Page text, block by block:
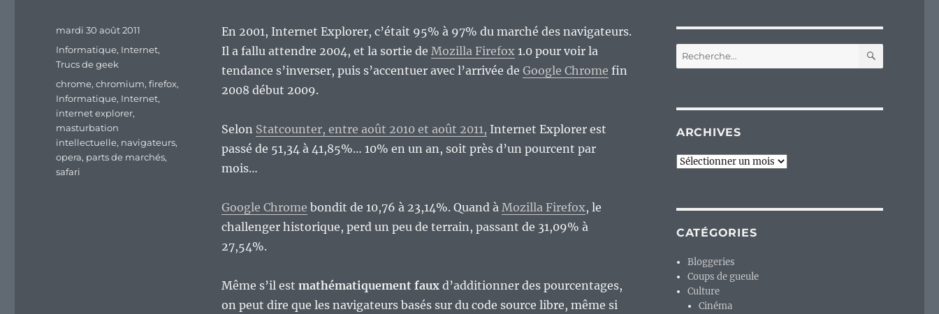
En 2001, Internet Explorer, c’était 95% à 97% du marché des navigateurs.
Il a fallu attendre 2004, et la sortie de Mozilla Firefox1.0 pour voir la
tendance s’inverser, puis s’accentuer avec l’arrivée de Google Chrome fin
2008 début 2009.
Selon Statcounter, entre août 2010 et août 2011, Internet Explorer est
passé de 51,34 à 41,85%… 10% en un an, soit près d’un pourcent par
mois…
Google Chrome bondit de 10,76 à 23,14%. Quand à Mozilla Firefox, le
challenger historique, perd un peu de terrain, passant de 31,09% à
27,54%.
Même s’il est mathématiquement fauxd’additionner des pourcentages,
on peut dire que les navigateurs basés sur du code source libre, même si
Publié
mardi 30 août 2011
Catégories
Informatique, Internet,
Trucs de geek
Étiquettes
chrome,chromium,firefox,
Informatique, Internet,
internet explorer,
masturbation
intellectuelle, navigateurs,
opera, parts de marchés,
safari
Recherche
pour :
ARCHIVES
Archives
CATÉGORIES
Bloggeries
Coups de gueule
Culture
Cinéma